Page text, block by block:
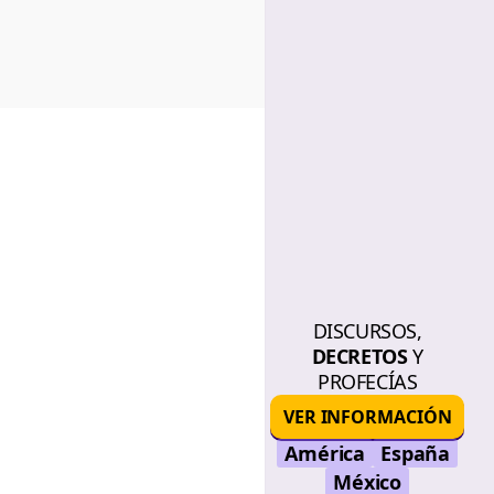
DISCURSOS,
DECRETOSY
PROFECÍAS
VER INFORMACIÓN
América
España
México